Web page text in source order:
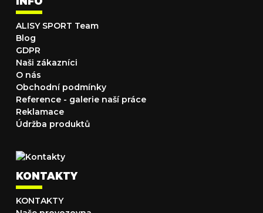
ALISY SPORT Team
Blog
GDPR
Naši zákazníci
O nás
Obchodní podmínky
Reference - galerie naší práce
Reklamace
Údržba produktů
KONTAKTY
KONTAKTY